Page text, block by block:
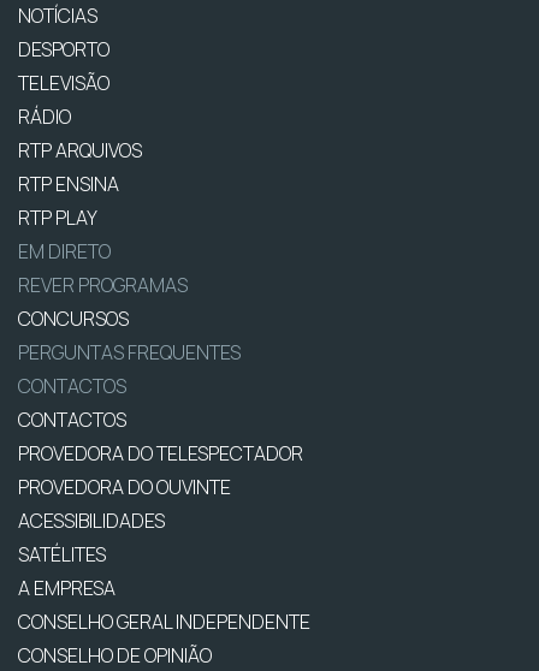
NOTÍCIAS
DESPORTO
TELEVISÃO
RÁDIO
RTP ARQUIVOS
RTP ENSINA
RTP PLAY
EM DIRETO
REVER PROGRAMAS
CONCURSOS
PERGUNTAS FREQUENTES
CONTACTOS
CONTACTOS
PROVEDORA DO TELESPECTADOR
PROVEDORA DO OUVINTE
ACESSIBILIDADES
SATÉLITES
A EMPRESA
CONSELHO GERAL INDEPENDENTE
CONSELHO DE OPINIÃO